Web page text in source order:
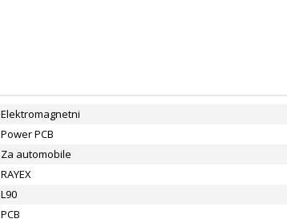
Elektromagnetni
Power PCB
Za automobile
RAYEX
L90
PCB